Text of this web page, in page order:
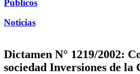
Públicos
Noticias
Dictamen N° 1219/2002:
sociedad Inversiones de la